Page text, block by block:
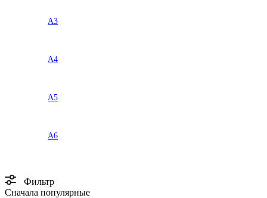
A3
A4
A5
A6
Фильтр
Сначала популярные